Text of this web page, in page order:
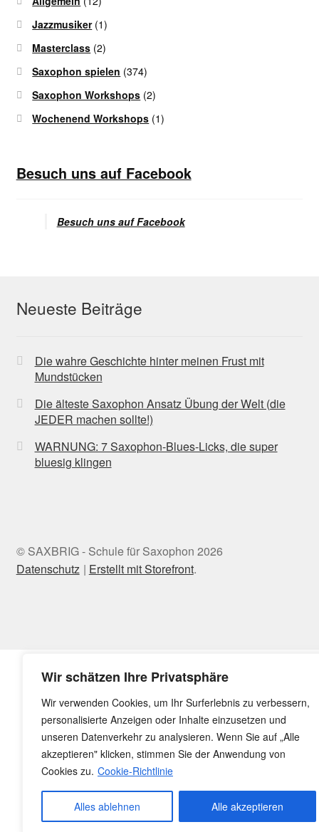
Wir schätzen Ihre Privatsphäre
Wir verwenden Cookies, um Ihr Surferlebnis zu verbessern,
personalisierte Anzeigen oder Inhalte einzusetzen und
unseren Datenverkehr zu analysieren. Wenn Sie auf „Alle
akzeptieren" klicken, stimmen Sie der Anwendung von
Cookies zu. Cookie-Richtlinie
Alles ablehnen Alle akzeptieren
Jazzmusiker(1)
Masterclass (2)
Saxophon spielen (374)
Saxophon Workshops (2)
Wochenend Workshops (1)
Besuch uns auf Facebook
Besuch uns auf Facebook
Neueste Beiträge
Die wahre Geschichte hinter meinen Frust mit
Mundstücken
Die älteste Saxophon Ansatz Übung der Welt (die
JEDER machen sollte!)
WARNUNG: 7 Saxophon-Blues-Licks, die super
bluesig klingen
© SAXBRIG - Schule für Saxophon 2026
Datenschutz
Erstellt mit Storefront.